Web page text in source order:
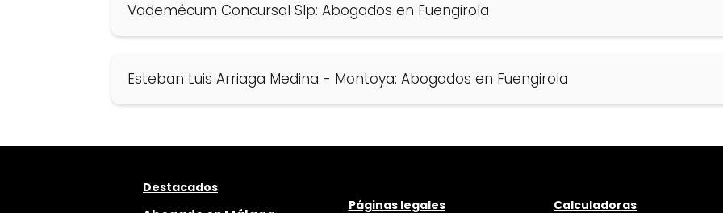
Vademécum Concursal Slp: Abogados en Fuengirola
Esteban Luis Arriaga Medina - Montoya: Abogados en Fuengirola
Destacados
Páginas legales Calculadoras